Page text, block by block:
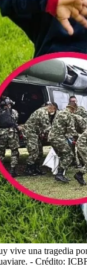
vive una tragedia
- Crédito: